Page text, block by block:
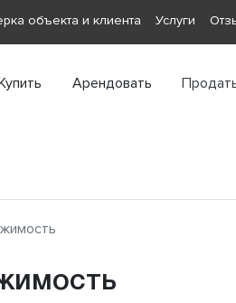
объекта и клиента Услуги
Арендовать